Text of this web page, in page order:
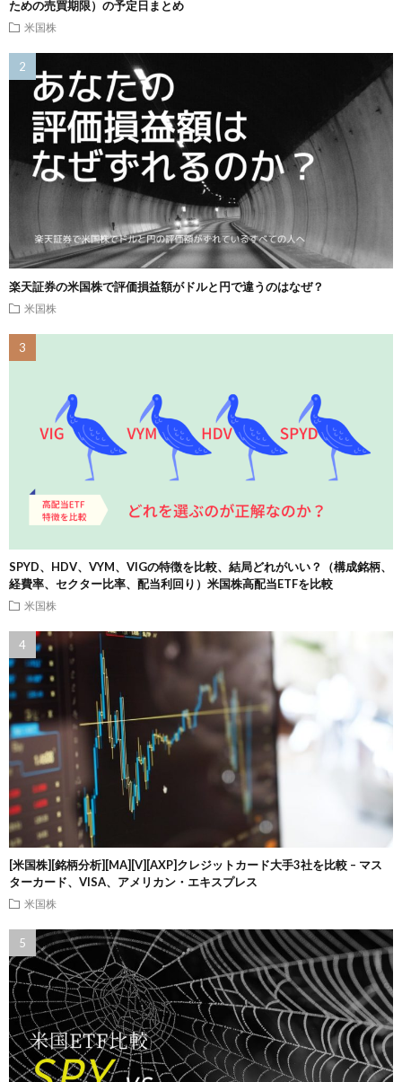
ための売買期限）の予定日まとめ
米国株
楽天証券の米国株で評価損益額がドルと円で違うのはなぜ？
米国株
SPYD、HDV、VYM、VIGの特徴を比較、結局どれがいい？（構成銘柄、
経費率、セクター比率、配当利回り）米国株高配当ETFを比較
米国株
[米国株][銘柄分析][MA][V][AXP]クレジットカード大手3社を比較 – マス
ターカード、VISA、アメリカン・エキスプレス
米国株